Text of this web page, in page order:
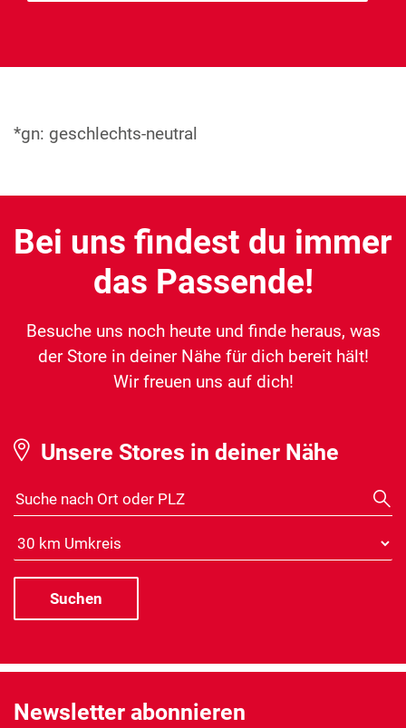
*gn: geschlechts-neutral
Bei uns findest du immer
das Passende!
Besuche uns noch heute und finde heraus, was
der Store in deiner Nähe für dich bereit hält!
Wir freuen uns auf dich!
Unsere Stores in deiner Nähe
Suche nach Ort oder PLZ
Distanz
Newsletter abonnieren